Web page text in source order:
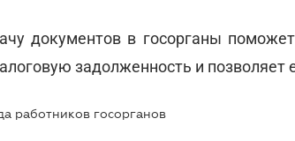
документов в госорганы поможет
задолженность и позволяет
работников госорганов